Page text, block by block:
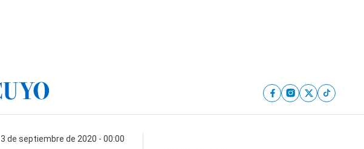
3 de septiembre de 2020 - 00:00